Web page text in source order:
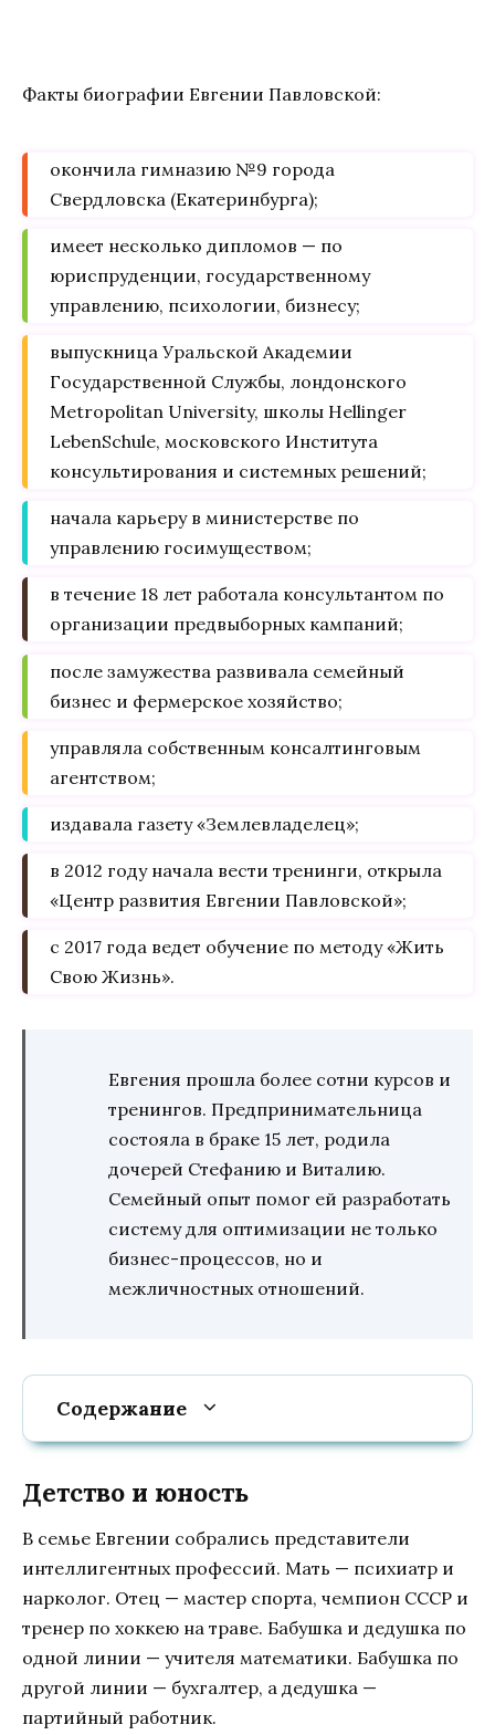
Факты биографии Евгении Павловской:
окончила гимназию №9 города
Свердловска (Екатеринбурга);
имеет несколько дипломов — по
юриспруденции, государственному
управлению, психологии, бизнесу;
выпускница Уральской Академии
Государственной Службы, лондонского
Metropolitan University, школы Hellinger
LebenSchule, московского Института
консультирования и системных решений;
начала карьеру в министерстве по
управлению госимуществом;
в течение 18 лет работала консультантом по
организации предвыборных кампаний;
после замужества развивала семейный
бизнес и фермерское хозяйство;
управляла собственным консалтинговым
агентством;
издавала газету «Землевладелец»;
в 2012 году начала вести тренинги, открыла
«Центр развития Евгении Павловской»;
с 2017 года ведет обучение по методу «Жить
Свою Жизнь».
Евгения прошла более сотни курсов и
тренингов. Предпринимательница
состояла в браке 15 лет, родила
дочерей Стефанию и Виталию.
Семейный опыт помог ей разработать
систему для оптимизации не только
бизнес-процессов, но и
межличностных отношений.
Содержание
Детство и юность
В семье Евгении собрались представители
интеллигентных профессий. Мать — психиатр и
нарколог. Отец — мастер спорта, чемпион СССР и
тренер по хоккею на траве. Бабушка и дедушка по
одной линии — учителя математики. Бабушка по
другой линии — бухгалтер, а дедушка —
партийный работник.